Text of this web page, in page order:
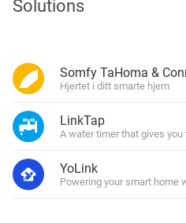
Solutions
Somfy TaHoma &
Hjertet i ditt smarte hjem
LinkTap
A water timer that gives
YoLink
Powering your smart home